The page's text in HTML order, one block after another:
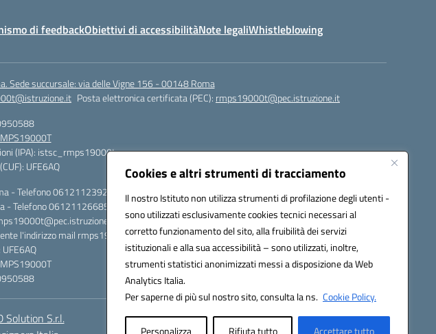
Cookies e altri strumenti di tracciamento
Il nostro Istituto non utilizza strumenti di profilazione degli utenti -
sono utilizzati esclusivamente cookies tecnici necessari al
corretto funzionamento del sito, alla fruibilità dei servizi
istituzionali e alla sua accessibilità – sono utilizzati, inoltre,
strumenti statistici anonimizzati messi a disposizione da Web
Analytics Italia.
Per saperne di più sul nostro sito, consulta la ns. Cookie Policy.
Personalizza Rifiuta tutto Accettare tutto
di feedbackObiettivi di accessibilitàNote legaliWhistleblowing
Sede succursale: via delle Vigne 156 - 00148 Roma
Posta elettronica certificata (PEC): rmps19000t@pec.istruzione.it
(IPA): istsc_rmps19000t
UFE6AQ
- Telefono 06121123925
- Telefono 06121126685/86
l'indirizzo mail rmps19000t@istruzione.it
Solution S.r.l.